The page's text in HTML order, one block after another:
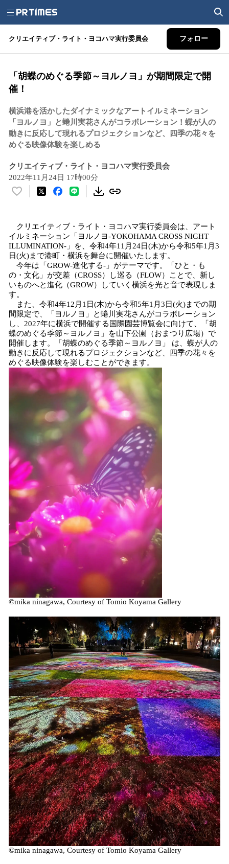
クリエイティブ・ライト・ヨコハマ実行委員会 フォロー
「胡蝶のめぐる季節～ヨルノヨ」が期間限定で開
催！
横浜港を活かしたダイナミックなアートイルミネーション
「ヨルノヨ」と蜷川実花さんがコラボレーション！蝶が人の
動きに反応して現れるプロジェクションなど、四季の花々を
めぐる映像体験を楽しめる
クリエイティブ・ライト・ヨコハマ実行委員会
2022年11月24日 17時00分
い
！
数
を
読
み
込
中
で
す
クリエイティブ・ライト・ヨコハマ実行委員会は、アート
イルミネーション「ヨルノヨ-YOKOHAMA CROSS NIGHT
ILLUMINATION-」を、令和4年11月24日(木)から令和5年1月3
日(火)まで港町・横浜を舞台に開催いたします。
今年は「GROW-進化する-」がテーマです。「ひと・も
の・文化」が交差（CROSS）し巡る（FLOW）ことで、新し
いものへと進化（GROW）していく横浜を光と音で表現しま
す。
また、令和4年12月1日(木)から令和5年1月3日(火)までの期
間限定で、「ヨルノヨ」と蜷川実花さんがコラボレーション
し、2027年に横浜で開催する国際園芸博覧会に向けて、「胡
蝶のめぐる季節～ヨルノヨ」を山下公園（おまつり広場）で
開催します。「胡蝶のめぐる季節～ヨルノヨ」 は、蝶が人の
動きに反応して現れるプロジェクションなど、四季の花々を
めぐる映像体験を楽しむことができます。
©mika ninagawa, Courtesy of Tomio Koyama Gallery
©mika ninagawa, Courtesy of Tomio Koyama Gallery